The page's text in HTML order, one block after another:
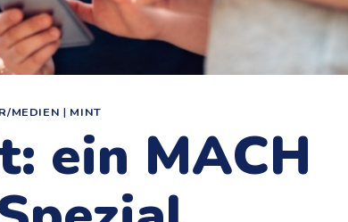
MEDIEN | MINT
ein MACH